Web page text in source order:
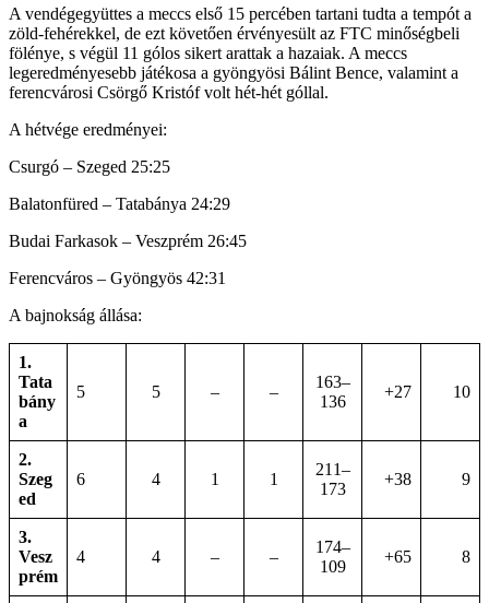
A vendégegyüttes a meccs első 15 percében tartani tudta a tempót a
zöld-fehérekkel, de ezt követően érvényesült az FTC minőségbeli
fölénye, s végül 11 gólos sikert arattak a hazaiak. A meccs
legeredményesebb játékosa a gyöngyösi Bálint Bence, valamint a
ferencvárosi Csörgő Kristóf volt hét-hét góllal.
A hétvége eredményei:
Csurgó – Szeged 25:25
Balatonfüred – Tatabánya 24:29
Budai Farkasok – Veszprém 26:45
Ferencváros – Gyöngyös 42:31
A bajnokság állása:
1.
Tata
bány
a
5 5 – –
163–
136
+27 10
2.
Szeg
ed
6 4 1 1
211–
173
+38 9
3.
Vesz
prém
4 4 – –
174–
109
+65 8